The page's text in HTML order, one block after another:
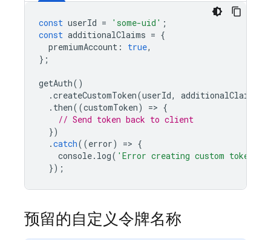
const userId = 'some-uid' ;
const additionalClaims = {
premiumAccount : true,
};
getAuth()
.createCustomToken(userId, additionalClaims
. then((customToken) => {
// Send token back to client
})
.catch((error) => {
console. log( 'Error creating custom token:'
});
预留的自定义令牌名称